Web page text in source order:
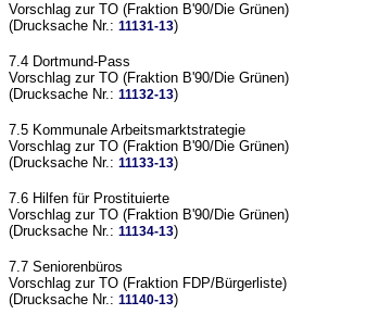
Vorschlag zur TO (Fraktion B'90/Die Grünen)
(Drucksache Nr.: 11131-13)
7.4 Dortmund-Pass
Vorschlag zur TO (Fraktion B'90/Die Grünen)
(Drucksache Nr.: 11132-13)
7.5 Kommunale Arbeitsmarktstrategie
Vorschlag zur TO (Fraktion B'90/Die Grünen)
(Drucksache Nr.: 11133-13)
7.6 Hilfen für Prostituierte
Vorschlag zur TO (Fraktion B'90/Die Grünen)
(Drucksache Nr.: 11134-13)
7.7 Seniorenbüros
Vorschlag zur TO (Fraktion FDP/Bürgerliste)
(Drucksache Nr.: 11140-13)